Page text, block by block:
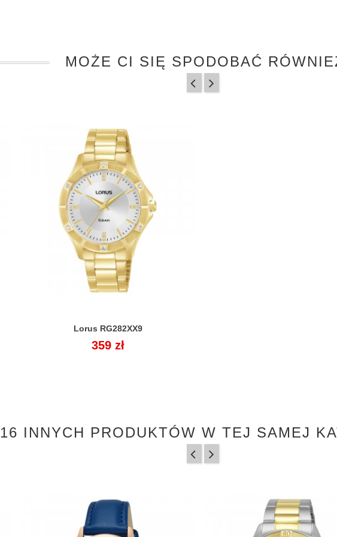
MOŻE CI SIĘ SPODOBAĆ
Lorus RG282XX9
Cena
359 zł

16 INNYCH PRODUKTÓW W TEJ SAMEJ